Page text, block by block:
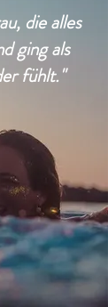
die alles
ging als
fühlt."